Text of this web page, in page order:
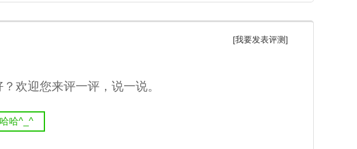
[我要发表评测]
欢迎您来评一评，说一说。
哈^_^